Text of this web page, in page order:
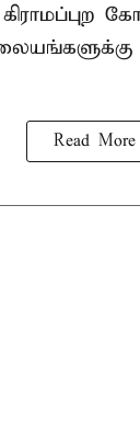
கிராமப்புற
Read More